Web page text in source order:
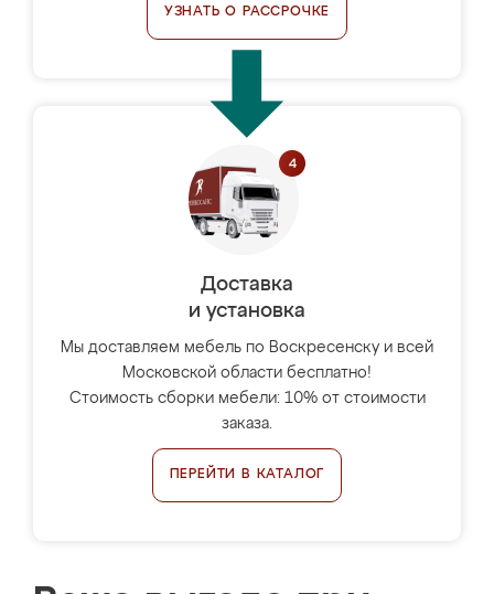
УЗНАТЬ О РАССРОЧКЕ
Доставка
и установка
Мы доставляем мебель по Воскресенску и всей
Московской области бесплатно!
Стоимость сборки мебели: 10% от стоимости
заказа.
ПЕРЕЙТИ В КАТАЛОГ